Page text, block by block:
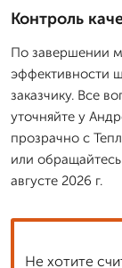
Контроль
По завершении
эффективности
заказчику. Все
уточняйте у
прозрачно с
или
августе 2026 г.
Не хотите